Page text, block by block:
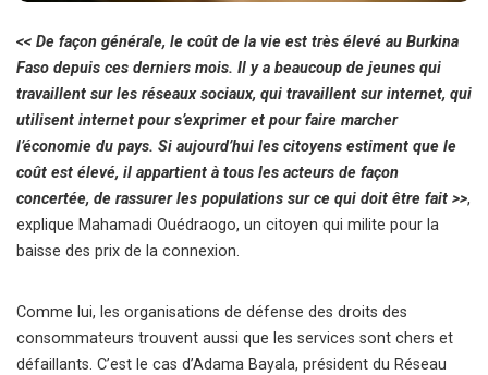
<< De façon générale, le coût de la vie est très élevé au Burkina
Faso depuis ces derniers mois. Il y a beaucoup de jeunes qui
travaillent sur les réseaux sociaux, qui travaillent sur internet, qui
utilisent internet pour s’exprimer et pour faire marcher
l’économie du pays. Si aujourd’hui les citoyens estiment que le
coût est élevé, il appartient à tous les acteurs de façon
concertée, de rassurer les populations sur ce qui doit être fait >>,
explique Mahamadi Ouédraogo, un citoyen qui milite pour la
baisse des prix de la connexion.
Comme lui, les organisations de défense des droits des
consommateurs trouvent aussi que les services sont chers et
défaillants. C’est le cas d’Adama Bayala, président du Réseau